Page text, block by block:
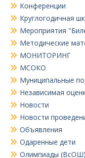
Конференции
Круглогодичная
Мероприятия
Методические
МОНИТОРИНГ
МСОКО
Муниципальные
Независимая
Новости
Новости
Объявления
Одаренные дети
Олимпиады (ВсОШ)